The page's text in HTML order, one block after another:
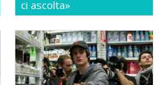
ci ascolta»